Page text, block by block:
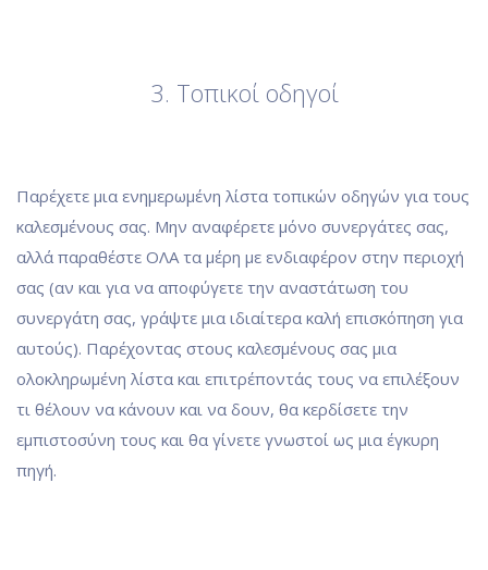
3. Τοπικοί οδηγοί
Παρέχετε μια ενημερωμένη λίστα τοπικών οδηγών για τους
καλεσμένους σας. Μην αναφέρετε μόνο συνεργάτες σας,
αλλά παραθέστε ΟΛΑ τα μέρη με ενδιαφέρον στην περιοχή
σας (αν και για να αποφύγετε την αναστάτωση του
συνεργάτη σας, γράψτε μια ιδιαίτερα καλή επισκόπηση για
αυτούς). Παρέχοντας στους καλεσμένους σας μια
ολοκληρωμένη λίστα και επιτρέποντάς τους να επιλέξουν
τι θέλουν να κάνουν και να δουν, θα κερδίσετε την
εμπιστοσύνη τους και θα γίνετε γνωστοί ως μια έγκυρη
πηγή.